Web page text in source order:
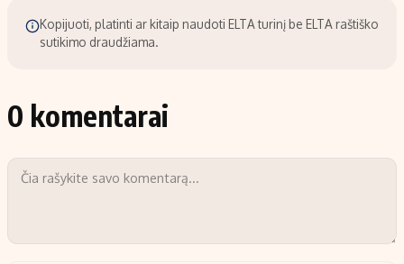
Kopijuoti, platinti ar kitaip naudoti ELTA turinį be ELTA raštiško
sutikimo draudžiama.
0 komentarai